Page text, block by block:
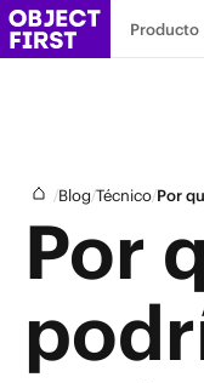
Producto
/Blog/Técnico/Por
Por